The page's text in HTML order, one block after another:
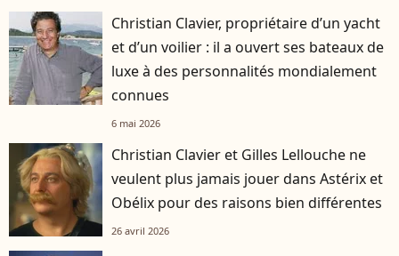
Christian Clavier, propriétaire d’un yacht
et d’un voilier : il a ouvert ses bateaux de
luxe à des personnalités mondialement
connues
6 mai 2026
Christian Clavier et Gilles Lellouche ne
veulent plus jamais jouer dans Astérix et
Obélix pour des raisons bien différentes
26 avril 2026